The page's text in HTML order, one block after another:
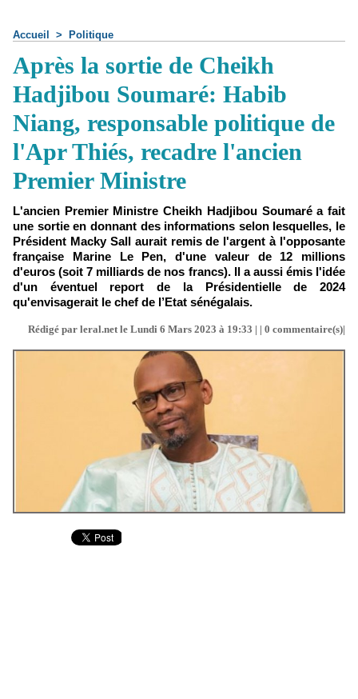
Accueil > Politique
Après la sortie de Cheikh
Hadjibou Soumaré: Habib
Niang, responsable politique de
l'Apr Thiés, recadre l'ancien
Premier Ministre
L'ancien Premier Ministre Cheikh Hadjibou Soumaré a fait
une sortie en donnant des informations selon lesquelles, le
Président Macky Sall aurait remis de l'argent à l'opposante
française Marine Le Pen, d'une valeur de 12 millions
d'euros (soit 7 milliards de nos francs). Il a aussi émis l'idée
d'un éventuel report de la Présidentielle de 2024
qu'envisagerait le chef de l’Etat sénégalais.
Rédigé par leral.net le Lundi 6 Mars 2023 à 19:33 | | 0 commentaire(s)|